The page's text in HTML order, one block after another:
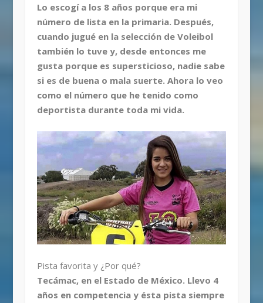
Lo escogí a los 8 años porque era mi
número de lista en la primaria. Después,
cuando jugué en la selección de Voleibol
también lo tuve y, desde entonces me
gusta porque es supersticioso, nadie sabe
si es de buena o mala suerte. Ahora lo veo
como el número que he tenido como
deportista durante toda mi vida.
Pista favorita y ¿Por qué?
Tecámac, en el Estado de México. Llevo 4
años en competencia y ésta pista siempre